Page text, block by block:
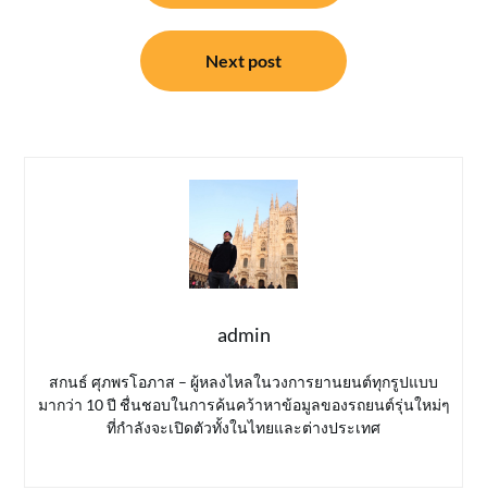
Next post
admin
สกนธ์ ศุภพรโอภาส – ผู้หลงไหลในวงการยานยนต์ทุกรูปแบบ
มากว่า 10 ปี ชื่นชอบในการค้นคว้าหาข้อมูลของรถยนต์รุ่นใหม่ๆ
ที่กำลังจะเปิดตัวทั้งในไทยและต่างประเทศ